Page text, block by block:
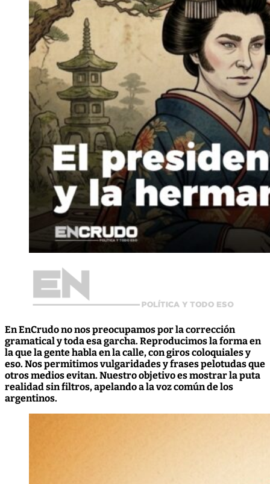
En EnCrudo no nos preocupamos por la corrección
gramatical y toda esa garcha. Reproducimos la forma en
la que la gente habla en la calle, con giros coloquiales y
eso. Nos permitimos vulgaridades y frases pelotudas que
otros medios evitan. Nuestro objetivo es mostrar la puta
realidad sin filtros, apelando a la voz común de los
argentinos.